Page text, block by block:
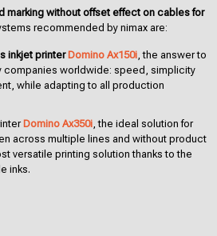
marking without offset effect on cables for
recommended by nimax are:
inkjet printer Domino Ax150i, the answer to
companies worldwide: speed, simplicity
while adapting to all production
Domino Ax350i, the ideal solution for
across multiple lines and without product
versatile printing solution thanks to the
inks.